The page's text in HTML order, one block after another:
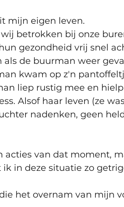
mijn eigen leven.
betrokken bij onze
gezondheid vrij snel
de buurman weer
kwam op z'n
liep rustig mee en
Alsof haar leven (ze
nadenken, geen
van dat moment,
in deze situatie zo
het overnam van mijn